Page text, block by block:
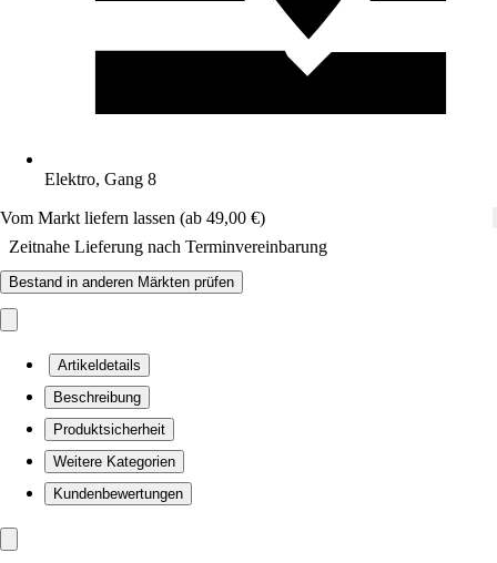
Elektro, Gang 8
Vom Markt liefern lassen (ab 49,00 €)
Zeitnahe Lieferung nach Terminvereinbarung
Bestand in anderen Märkten prüfen
Artikeldetails
Beschreibung
Produktsicherheit
Weitere Kategorien
Kundenbewertungen